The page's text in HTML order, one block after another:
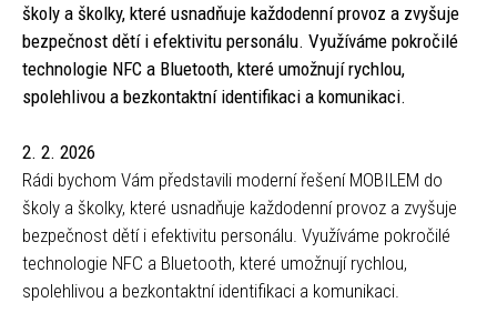
školy a školky, které usnadňuje každodenní provoz a zvyšuje
bezpečnost dětí i efektivitu personálu. Využíváme pokročilé
technologie NFC a Bluetooth, které umožnují rychlou,
spolehlivou a bezkontaktní identifikaci a komunikaci.
2. 2. 2026
Rádi bychom Vám představili moderní řešení MOBILEM do
školy a školky, které usnadňuje každodenní provoz a zvyšuje
bezpečnost dětí i efektivitu personálu. Využíváme pokročilé
technologie NFC a Bluetooth, které umožnují rychlou,
spolehlivou a bezkontaktní identifikaci a komunikaci.